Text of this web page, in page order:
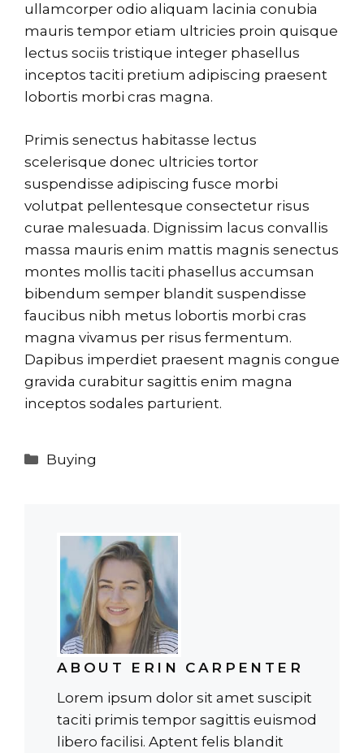
ullamcorper odio aliquam lacinia conubia
mauris tempor etiam ultricies proin quisque
lectus sociis tristique integer phasellus
inceptos taciti pretium adipiscing praesent
lobortis morbi cras magna.
Primis senectus habitasse lectus
scelerisque donec ultricies tortor
suspendisse adipiscing fusce morbi
volutpat pellentesque consectetur risus
curae malesuada. Dignissim lacus convallis
massa mauris enim mattis magnis senectus
montes mollis taciti phasellus accumsan
bibendum semper blandit suspendisse
faucibus nibh metus lobortis morbi cras
magna vivamus per risus fermentum.
Dapibus imperdiet praesent magnis congue
gravida curabitur sagittis enim magna
inceptos sodales parturient.
Categories
Buying
ABOUT ERIN CARPENTER
Lorem ipsum dolor sit amet suscipit
taciti primis tempor sagittis euismod
libero facilisi. Aptent felis blandit